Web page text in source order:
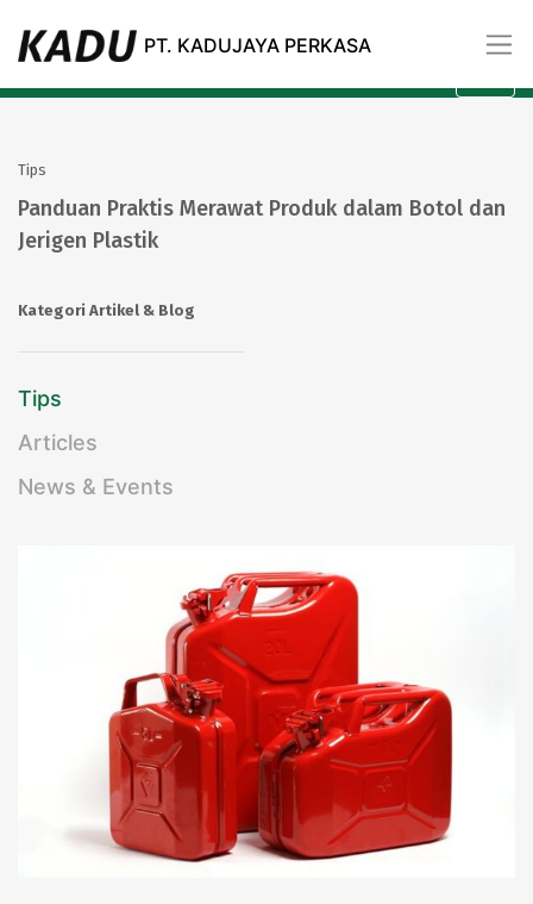
PT. KADUJAYA PERKASA
Artikel
Tips
Panduan Praktis Merawat Produk dalam Botol dan
Jerigen Plastik
Kategori Artikel & Blog
Tips
Articles
News & Events